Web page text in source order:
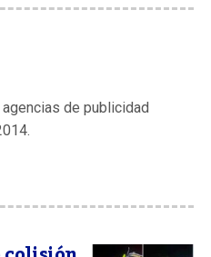
de publicidad